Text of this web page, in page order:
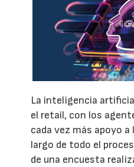
La inteligencia
el retail, con los
cada vez más apoyo
largo de todo el
de una encuesta